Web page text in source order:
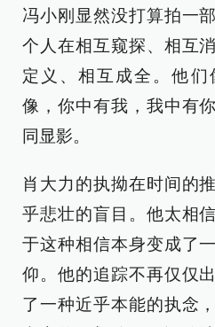
冯小刚显然没打算拍一
个人在相互窥探、相互
定义、相互成全。他
像，你中有我，我中有
同显影。
肖大力的执拗在时间的
乎悲壮的盲目。他太相
于这种相信本身变成了
仰。他的追踪不再仅仅
了一种近乎本能的执念